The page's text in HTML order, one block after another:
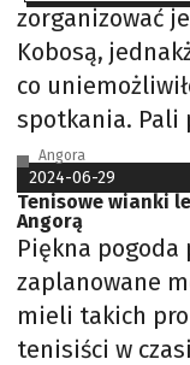
zorganizować
Kobosą,
co
spotkania. Pali
Angora
2024-06-29
Tenisowe wianki
Angorą
Piękna pogoda
zaplanowane
mieli takich
tenisiści w